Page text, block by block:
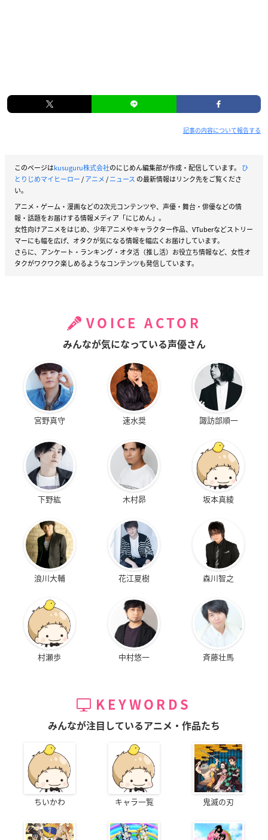
記事の内容について報告する
このページはkusuguru株式会社のにじめん編集部が作成・配信しています。 ひ
とりじめマイヒーロー/アニメ/ニュース の最新情報はリンク先をご覧くださ
い。
アニメ・ゲーム・漫画などの2次元コンテンツや、声優・舞台・俳優などの情
報・話題をお届けする情報メディア「にじめん」。
女性向けアニメをはじめ、少年アニメやキャラクター作品、VTuberなどストリー
マーにも幅を広げ、オタクが気になる情報を幅広くお届けしています。
さらに、アンケート・ランキング・オタ活（推し活）お役立ち情報など、女性オ
タクがワクワク楽しめるようなコンテンツも発信しています。
VOICE ACTOR
みんなが気になっている声優さん
宮野真守 速水奨 諏訪部順一
下野紘 木村昴 坂本真綾
浪川大輔 花江夏樹 森川智之
村瀬歩 中村悠一 斉藤壮馬
KEYWORDS
みんなが注目しているアニメ・作品たち
ちいかわ キャラ一覧 鬼滅の刃